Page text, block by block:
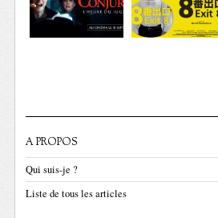
A PROPOS
Qui suis-je ?
Liste de tous les articles